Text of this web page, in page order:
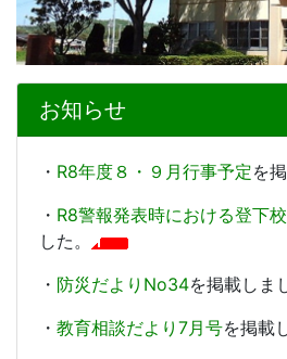
お知らせ
・ R8年度８・９月行事予定を
・ R8警報発表時における登下校
した。
・ 防災だよりNo34を掲載しま
・ 教育相談だより7月号を掲載